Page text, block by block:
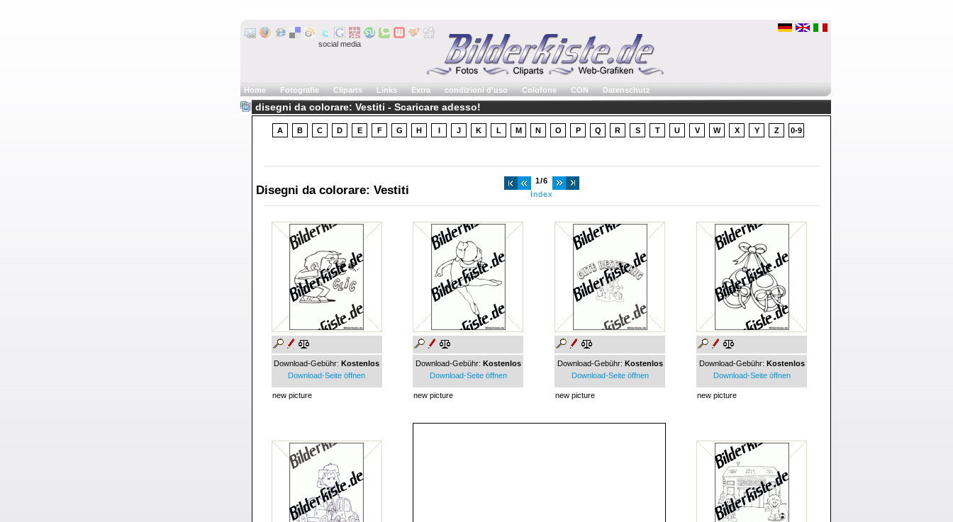
social media
Home Fotografie Cliparts Links Extra condizioni d'uso Colofone CON Datenschutz
disegni da colorare: Vestiti - Scaricare adesso!
A B C D E F G H I J K L M N O P Q R S T U V W X Y Z 0-9
Disegni da colorare: Vestiti
1/6
Index
Download-Gebühr: Kostenlos
Download-Seite öffnen
new picture
Download-Gebühr: Kostenlos
Download-Seite öffnen
new picture
Download-Gebühr: Kostenlos
Download-Seite öffnen
new picture
Download-Gebühr: Kostenlos
Download-Seite öffnen
new picture